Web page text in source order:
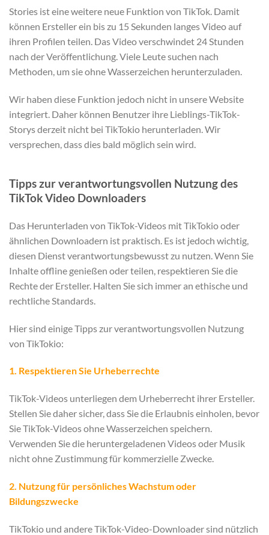
Stories ist eine weitere neue Funktion von TikTok. Damit
können Ersteller ein bis zu 15 Sekunden langes Video auf
ihren Profilen teilen. Das Video verschwindet 24 Stunden
nach der Veröffentlichung. Viele Leute suchen nach
Methoden, um sie ohne Wasserzeichen herunterzuladen.
Wir haben diese Funktion jedoch nicht in unsere Website
integriert. Daher können Benutzer ihre Lieblings-TikTok-
Storys derzeit nicht bei TikTokio herunterladen. Wir
versprechen, dass dies bald möglich sein wird.
Tipps zur verantwortungsvollen Nutzung des
TikTok Video Downloaders
Das Herunterladen von TikTok-Videos mit TikTokio oder
ähnlichen Downloadern ist praktisch. Es ist jedoch wichtig,
diesen Dienst verantwortungsbewusst zu nutzen. Wenn Sie
Inhalte offline genießen oder teilen, respektieren Sie die
Rechte der Ersteller. Halten Sie sich immer an ethische und
rechtliche Standards.
Hier sind einige Tipps zur verantwortungsvollen Nutzung
von TikTokio:
1. Respektieren Sie Urheberrechte
TikTok-Videos unterliegen dem Urheberrecht ihrer Ersteller.
Stellen Sie daher sicher, dass Sie die Erlaubnis einholen, bevor
Sie TikTok-Videos ohne Wasserzeichen speichern.
Verwenden Sie die heruntergeladenen Videos oder Musik
nicht ohne Zustimmung für kommerzielle Zwecke.
2. Nutzung für persönliches Wachstum oder
Bildungszwecke
TikTokio und andere TikTok-Video-Downloader sind nützlich